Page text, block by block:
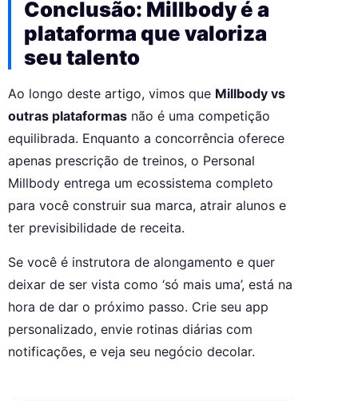
Conclusão: Millbody é a
plataforma que valoriza
seu talento
Ao longo deste artigo, vimos que Millbody vs
outras plataformas não é uma competição
equilibrada. Enquanto a concorrência oferece
apenas prescrição de treinos, o Personal
Millbody entrega um ecossistema completo
para você construir sua marca, atrair alunos e
ter previsibilidade de receita.
Se você é instrutora de alongamento e quer
deixar de ser vista como ‘só mais uma’, está na
hora de dar o próximo passo. Crie seu app
personalizado, envie rotinas diárias com
notificações, e veja seu negócio decolar.